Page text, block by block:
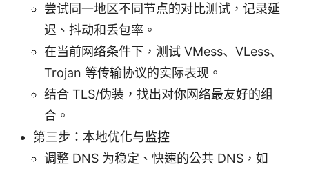
尝试同一地区不同节点的对比测试，记录延
迟、抖动和丢包率。
在当前网络条件下，测试 VMess、VLess、
Trojan 等传输协议的实际表现。
结合 TLS/伪装，找出对你网络最友好的组
合。
第三步：本地优化与监控
调整 DNS 为稳定、快速的公共 DNS，如